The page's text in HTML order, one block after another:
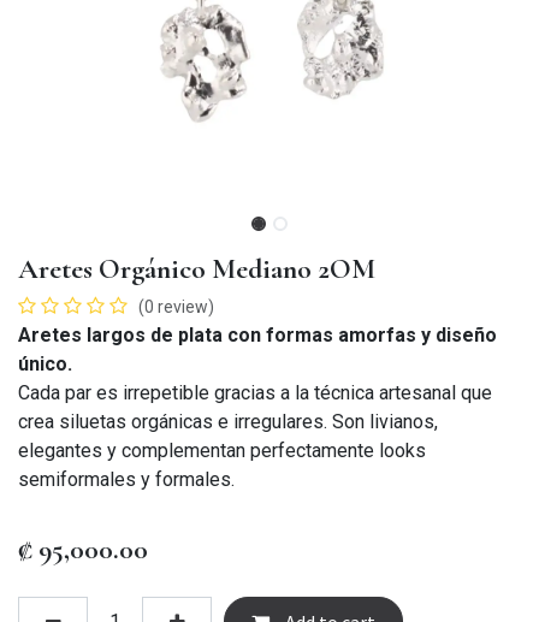
Aretes Orgánico Mediano 2OM
(0 review)
Aretes largos de plata con formas amorfas y diseño
único.
Cada par es irrepetible gracias a la técnica artesanal que
crea siluetas orgánicas e irregulares. Son livianos,
elegantes y complementan perfectamente looks
semiformales y formales.
₡ 95,000.00